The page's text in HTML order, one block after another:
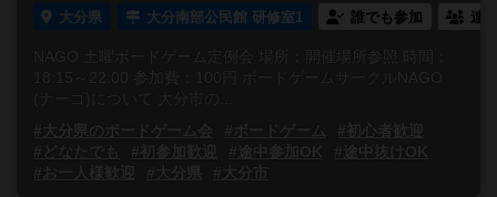
大分県 大分南部公民館 研修室1 誰でも参加 連
NAGO 土曜ボードゲーム定例会 場所：開催場所参照 時間：
18:15～22:00 参加費：100円 ボードゲームサークルNAGO
(ナーゴ)について 大分市の...
#大分県のボードゲーム会
#ボードゲーム
#初心者歓迎
#どなたでも
#初参加歓迎 #途中参加OK
#途中抜けOK
#お一人様歓迎
#大分県 #大分市